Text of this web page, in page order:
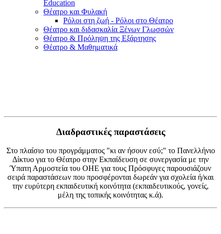
Education
Θέατρο και Φυλακή
Ρόλοι στη ζωή - Ρόλοι στο Θέατρο
Θέατρο και διδασκαλία Ξένων Γλωσσών
Θέατρο & Πρόληψη της Εξάρτησης
Θέατρο & Μαθηματικά
Διαδραστικές παραστάσεις
Στο πλαίσιο του προγράμματος "κι αν ήσουν εσύ;" το Πανελλήνιο
Δίκτυο για το Θέατρο στην Εκπαίδευση σε συνεργασία με την
Ύπατη Αρμοστεία του ΟΗΕ για τους Πρόσφυγες παρουσιάζουν
σειρά παραστάσεων που προσφέρονται δωρεάν για σχολεία ή/και
την ευρύτερη εκπαιδευτική κοινότητα (εκπαιδευτικούς, γονείς,
μέλη της τοπικής κοινότητας κ.ά).​